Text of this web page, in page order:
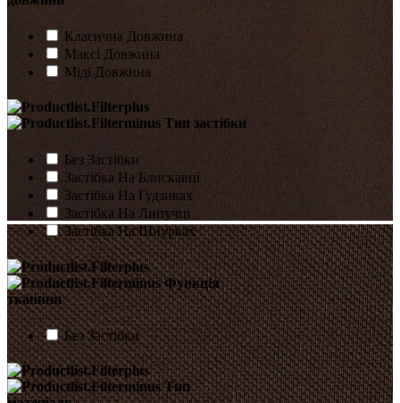
Класична Довжина
Максі Довжина
Міді Довжина
Тип застібки
Без Застібки
Застібка На Блискавці
Застібка На Гудзиках
Застібка На Липучці
Застібка На Шнурках
Функція
тканини
Без Застібки
Тип